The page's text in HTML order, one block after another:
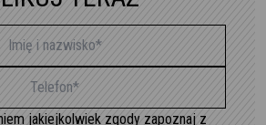
jakiejkolwiek zgody zapoznaj z